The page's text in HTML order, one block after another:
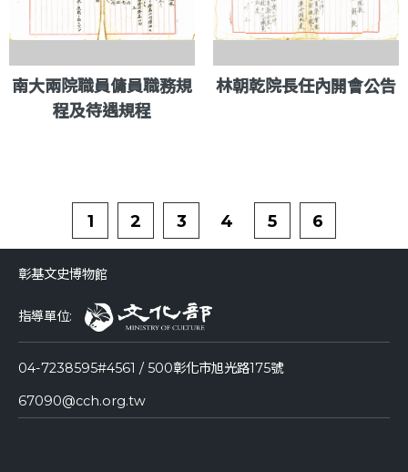
南大兩院職員傭員職務規
程及待遇規程
林朝乾院長任內開會公告
1 2 3 4 5 6
彰基文史博物館
指導單位:
04-7238595#4561 / 500彰化市旭光路175號
67090@cch.org.tw